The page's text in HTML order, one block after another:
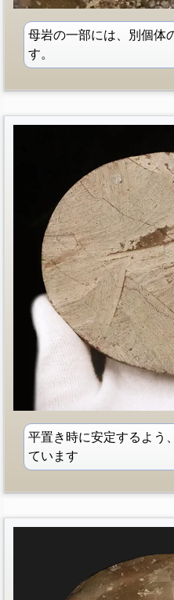
母岩の一部には、別個体
す。
平置き時に安定するよう
ています